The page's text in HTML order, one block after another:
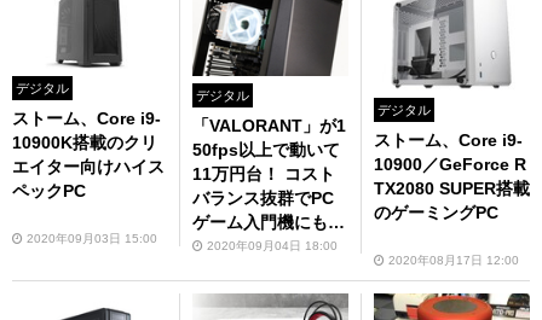
デジタル
ストーム、Core i9-
10900K搭載のクリ
エイター向けハイス
ペックPC
2020年09月03日 15:00
デジタル
「VALORANT」が1
50fps以上で動いて
11万円台！ コスト
バランス抜群でPC
ゲーム入門機にもア
リな「PG-FT」をレ
2020年09月04日 18:00
デジタル
ストーム、Core i9-
10900／GeForce R
TX2080 SUPER搭載
のゲーミングPC
2020年08月17日 12:00